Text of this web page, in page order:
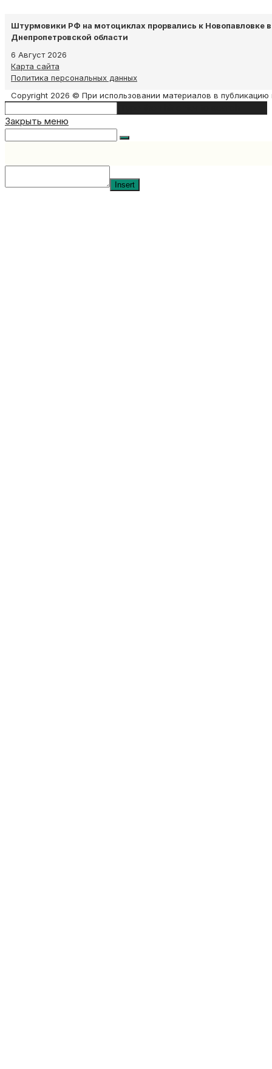
Штурмовики РФ на мотоциклах прорвались к Новопавловке в
Днепропетровской области
6 Август 2026
Карта сайта
Политика персональных данных
Copyright 2026 © При использовании материалов в
this
Закрыть меню
Insert